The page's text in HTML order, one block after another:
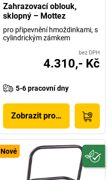
Zahrazovací oblouk,
sklopný – Mottez
pro připevnění hmoždinkami, s
cylindrickým zámkem
bez DPH
4.310,- Kč
5-6 pracovní dny
Zobrazit produkt
Nové